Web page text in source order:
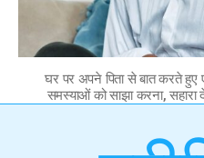
घर पर अपने पिता से बात करते
समस्याओं को साझा करना, सहारा